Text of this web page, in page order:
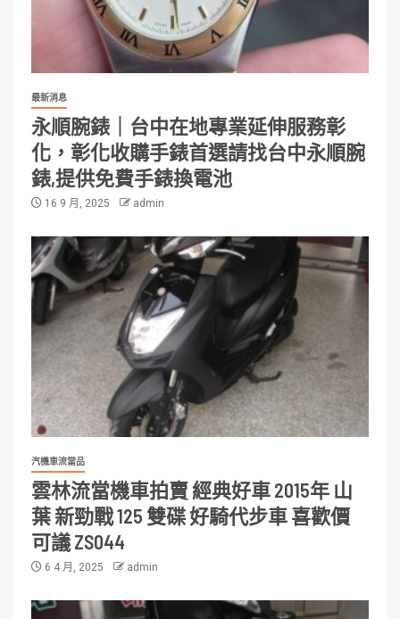
最新消息
永順腕錶｜台中在地專業延伸服務彰
化，彰化收購手錶首選請找台中永順腕
錶,提供免費手錶換電池
16 9 月, 2025 admin
汽機車流當品
雲林流當機車拍賣 經典好車 2015年 山
葉 新勁戰 125 雙碟 好騎代步車 喜歡價
可議 ZS044
6 4 月, 2025 admin